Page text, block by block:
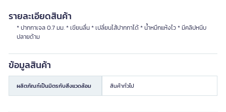
รายละเอียดสินค้า
* ปากกาเจล 0.7 มม. * เขียนลื่น * เปลี่ยนไส้ปากกาได้ * น้ำหมึกแห้งไว * มีคลิปหนีบ
ปลายด้าม
ข้อมูลสินค้า
ผลิตภัณฑ์เป็นมิตรกับสิ่งแวดล้อม สินค้าทั่วไป